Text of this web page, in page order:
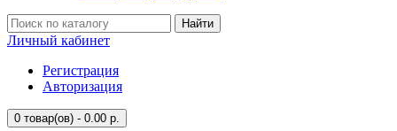
Найти
Личный кабинет
Регистрация
Авторизация
0 товар(ов) - 0.00 р.